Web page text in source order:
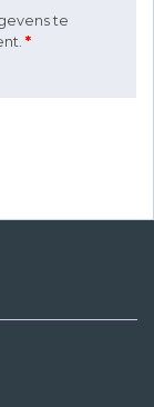
te
*